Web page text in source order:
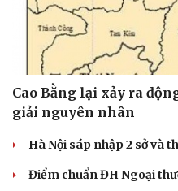
Dinh dưỡng - món ngon
Cây thuốc
Sản phụ khoa
Nhi khoa
Nam khoa
Làm đẹp - giảm cân
Phòng mạch online
Cao Bằng lại xảy ra
giải nguyên nhân
Hà Nội sáp nhập 2 sở và
Điểm chuẩn ĐH Ngoại